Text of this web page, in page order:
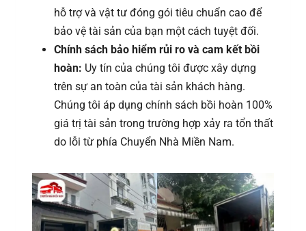
hỗ trợ và vật tư đóng gói tiêu chuẩn cao để
bảo vệ tài sản của bạn một cách tuyệt đối.
Chính sách bảo hiểm rủi ro và cam kết bồi
hoàn: Uy tín của chúng tôi được xây dựng
trên sự an toàn của tài sản khách hàng.
Chúng tôi áp dụng chính sách bồi hoàn 100%
giá trị tài sản trong trường hợp xảy ra tổn thất
do lỗi từ phía Chuyển Nhà Miền Nam.